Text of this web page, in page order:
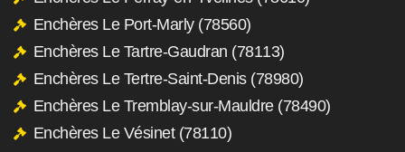
Enchères Le Port-Marly (78560)
Enchères Le Tartre-Gaudran (78113)
Enchères Le Tertre-Saint-Denis (78980)
Enchères Le Tremblay-sur-Mauldre (78490)
Enchères Le Vésinet (78110)